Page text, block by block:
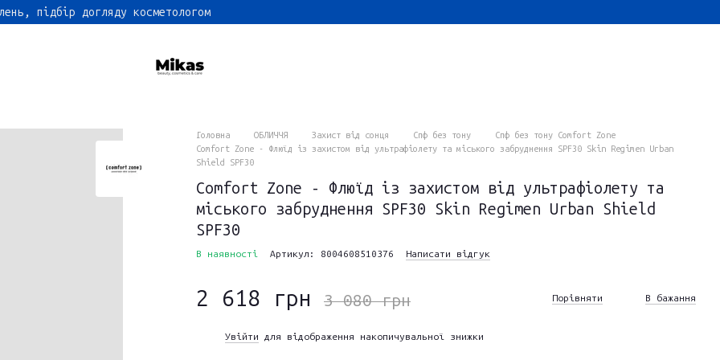
підбір догляду косметологом
Головна ОБЛИЧЧЯ Захист від сонця Спф без тону
Спф без тону Comfort Zone
Comfort Zone - Флюїд із захистом від ультрафіолету та міського забруднення SPF30 Skin Regimen Urban
Shield SPF30
Comfort Zone - Флюїд із захистом від ультрафіолету та
міського забруднення SPF30 Skin Regimen Urban Shield
SPF30
В наявності Артикул: 8004608510376 Написати відгук
2 618 грн 3 080 грн Порівняти В бажання
Увійти для відображення накопичувальної знижки